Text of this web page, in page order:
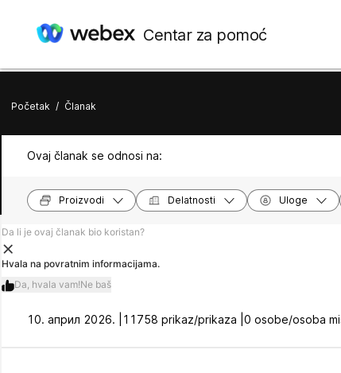
Centar za pomoć
Početak / Članak
Ovaj članak se odnosi na:
Proizvodi Delatnosti Uloge
Da li je ovaj članak bio koristan?
Hvala na povratnim informacijama.
Da, hvala vam!Ne baš
10. април 2026. | 11758 prikaz/prikaza | 0 osobe/osoba